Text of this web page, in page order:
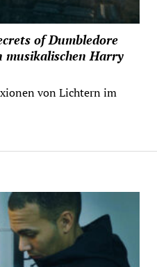
of Dumbledore
Harry
von Lichtern im